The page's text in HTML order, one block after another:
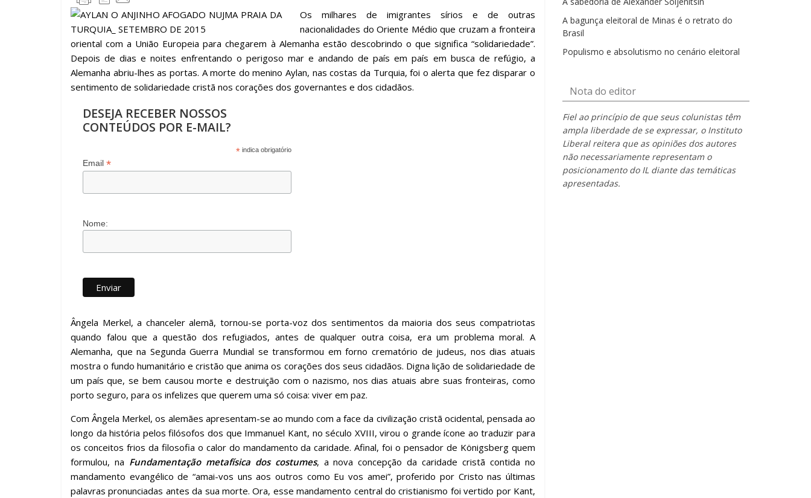
e
b
o
o
k
itt
er
at
s
A
p
p
e
gr
a
m
k
e
dI
n
m
p
ar
til
h
ar
Os milhares de imigrantes sírios e de outras
nacionalidades do Oriente Médio que cruzam a fronteira
oriental com a União Europeia para chegarem à Alemanha estão descobrindo o que significa “solidariedade”.
Depois de dias e noites enfrentando o perigoso mar e andando de país em país em busca de refúgio, a
Alemanha abriu-lhes as portas. A morte do menino Aylan, nas costas da Turquia, foi o alerta que fez disparar o
sentimento de solidariedade cristã nos corações dos governantes e dos cidadãos.
DESEJA RECEBER NOSSOS
CONTEÚDOS POR E-MAIL?
*indica obrigatório
Email *
Nome:
Ângela Merkel, a chanceler alemã, tornou-se porta-voz dos sentimentos da maioria dos seus compatriotas
quando falou que a questão dos refugiados, antes de qualquer outra coisa, era um problema moral. A
Alemanha, que na Segunda Guerra Mundial se transformou em forno crematório de judeus, nos dias atuais
mostra o fundo humanitário e cristão que anima os corações dos seus cidadãos. Digna lição de solidariedade de
um país que, se bem causou morte e destruição com o nazismo, nos dias atuais abre suas fronteiras, como
porto seguro, para os infelizes que querem uma só coisa: viver em paz.
Com Ângela Merkel, os alemães apresentam-se ao mundo com a face da civilização cristã ocidental, pensada ao
longo da história pelos filósofos dos que Immanuel Kant, no século XVIII, virou o grande ícone ao traduzir para
os conceitos frios da filosofia o calor do mandamento da caridade. Afinal, foi o pensador de Königsberg quem
formulou, na Fundamentação metafísica dos costumes, a nova concepção da caridade cristã contida no
mandamento evangélico de “amai-vos uns aos outros como Eu vos amei”, proferido por Cristo nas últimas
palavras pronunciadas antes da sua morte. Ora, esse mandamento central do cristianismo foi vertido por Kant,
A bagunça eleitoral de Minas é o retrato do
Brasil
Populismo e absolutismo no cenário eleitoral
Nota do editor
Fiel ao princípio de que seus colunistas têm
ampla liberdade de se expressar, o Instituto
Liberal reitera que as opiniões dos autores
não necessariamente representam o
posicionamento do IL diante das temáticas
apresentadas.